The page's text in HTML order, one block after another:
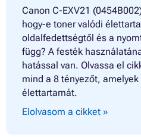
Canon C-EXV21
hogy-e toner valódi
oldalfedettségtől és a
függ? A festék
hatással van. Olvassa el
mind a 8 tényezőt,
élettartamát.
Elolvasom a cikket »